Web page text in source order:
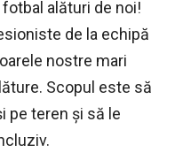
alături de noi!
de la echipă
nostre mari
Scopul este să
pe teren și să le